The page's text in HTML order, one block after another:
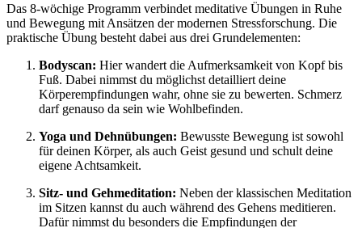
Das 8-wöchige Programm verbindet meditative Übungen in Ruhe
und Bewegung mit Ansätzen der modernen Stressforschung. Die
praktische Übung besteht dabei aus drei Grundelementen:
Bodyscan: Hier wandert die Aufmerksamkeit von Kopf bis
Fuß. Dabei nimmst du möglichst detailliert deine
Körperempfindungen wahr, ohne sie zu bewerten. Schmerz
darf genauso da sein wie Wohlbefinden.
Yoga und Dehnübungen: Bewusste Bewegung ist sowohl
für deinen Körper, als auch Geist gesund und schult deine
eigene Achtsamkeit.
Sitz- und Gehmeditation: Neben der klassischen Meditation
im Sitzen kannst du auch während des Gehens meditieren.
Dafür nimmst du besonders die Empfindungen der